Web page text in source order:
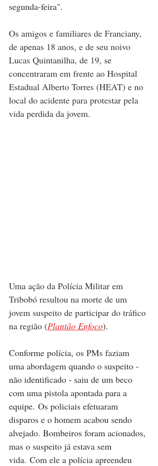
segunda-feira".
Os amigos e familiares de Franciany,
de apenas 18 anos, e de seu noivo
Lucas Quintanilha, de 19, se
concentraram em frente ao Hospital
Estadual Alberto Torres (HEAT) e no
local do acidente para protestar pela
vida perdida da jovem.
Uma ação da Polícia Militar em
Tribobó resultou na morte de um
jovem suspeito de participar do tráfico
na região (Plantão Enfoco).
Conforme polícia, os PMs faziam
uma abordagem quando o suspeito -
não identificado - saiu de um beco
com uma pistola apontada para a
equipe. Os policiais efetuaram
disparos e o homem acabou sendo
alvejado. Bombeiros foram acionados,
mas o suspeito já estava sem
vida. Com ele a polícia apreendeu